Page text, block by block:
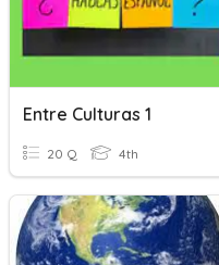
Entre Culturas 1
20 Q 4th